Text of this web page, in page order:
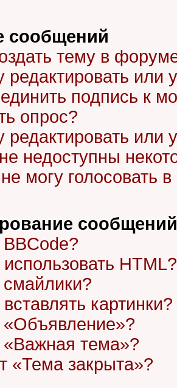
сообщений
тему в
редактировать или
подпись к
опрос?
редактировать или
недоступны
могу голосовать
BBCode?
HTML?
смайлики?
картинки?
«Объявление»?
«Важная тема»?
«Тема закрыта»?